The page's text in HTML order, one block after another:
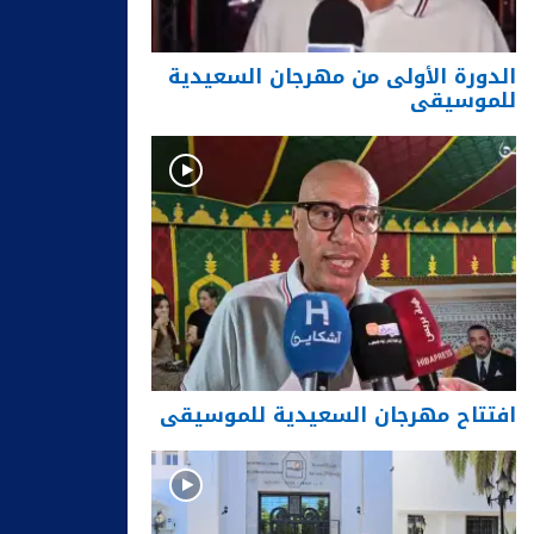
الدورة الأولى من مهرجان السعيدية
للموسيقى
افتتاح مهرجان السعيدية للموسيقى